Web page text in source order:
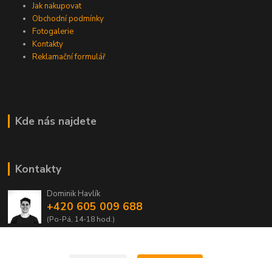
Jak nakupovat
Obchodní podmínky
Fotogalerie
Kontakty
Reklamační formulář
Kde nás najdete
Kontakty
Dominik Havlík
+420 605 009 688
(Po-Pá, 14-18 hod.)